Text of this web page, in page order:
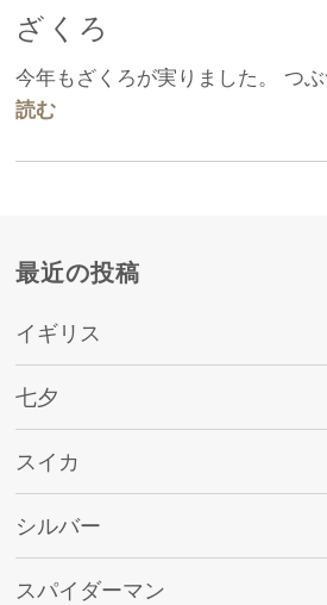
ざくろ
今年もざくろが実りました。 つぶ
読む
最近の投稿
イギリス
七夕
スイカ
シルバー
スパイダーマン